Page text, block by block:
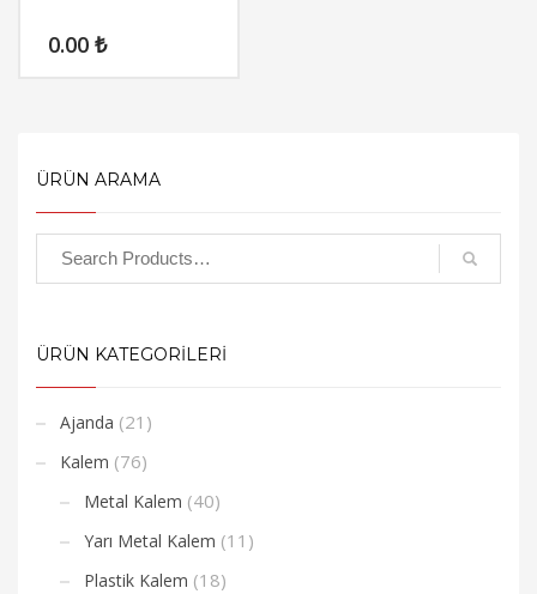
0.00 ₺
ÜRÜN ARAMA
ÜRÜN KATEGORİLERİ
Ajanda (21)
Kalem (76)
Metal Kalem (40)
Yarı Metal Kalem (11)
Plastik Kalem (18)